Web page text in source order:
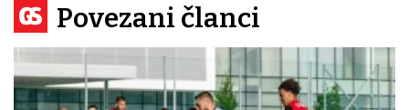
Povezani članci